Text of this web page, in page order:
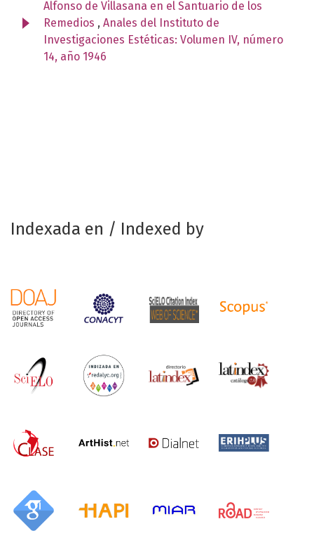
Alfonso de Villasana en el Santuario de los
Remedios , Anales del Instituto de
Investigaciones Estéticas: Volumen IV, número
14, año 1946
Indexada en / Indexed by